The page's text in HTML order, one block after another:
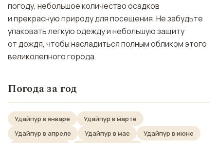
погоду, небольшое количество осадков
и прекрасную природу для посещения. Не забудьте
упаковать легкую одежду и небольшую защиту
от дождя, чтобы насладиться полным обликом этого
великолепного города.
Погода за год
Удайпур в январе
Удайпур в марте
Удайпур в апреле
Удайпур в мае
Удайпур в июне